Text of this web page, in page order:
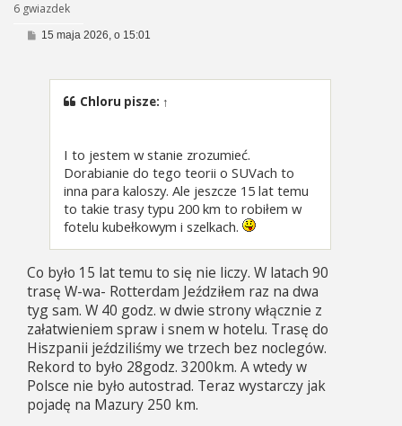
6 gwiazdek
P15 maja 2026, o 15:01
Chloru pisze: ↑
I to jestem w stanie zrozumieć.
Dorabianie do tego teorii o SUVach to
inna para kaloszy. Ale jeszcze 15 lat temu
to takie trasy typu 200 km to robiłem w
fotelu kubełkowym i szelkach.
Co było 15 lat temu to się nie liczy. W latach 90
trasę W-wa- Rotterdam Jeździłem raz na dwa
tyg sam. W 40 godz. w dwie strony włącznie z
załatwieniem spraw i snem w hotelu. Trasę do
Hiszpanii jeździliśmy we trzech bez noclegów.
Rekord to było 28godz. 3200km. A wtedy w
Polsce nie było autostrad. Teraz wystarczy jak
pojadę na Mazury 250 km.